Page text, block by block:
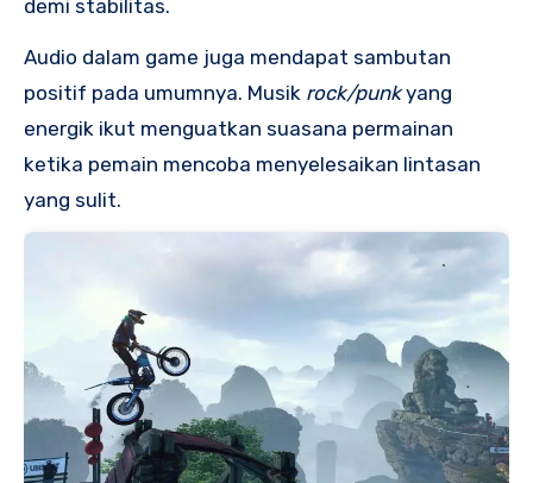
demi stabilitas.
Audio dalam game juga mendapat sambutan
positif pada umumnya. Musik rock/punkyang
energik ikut menguatkan suasana permainan
ketika pemain mencoba menyelesaikan lintasan
yang sulit.